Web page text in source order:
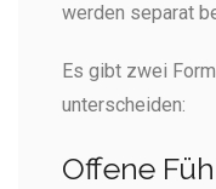
werden separat
Es gibt zwei
unterscheiden:
Offene